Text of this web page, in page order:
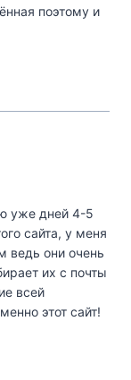
поэтому и
уже дней 4-5
сайта, у меня
ведь они очень
их с почты
всей
этот сайт!